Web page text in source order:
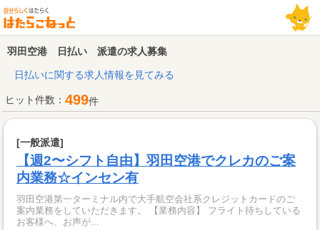
羽田空港 日払い 派遣の求人募集
日払いに関する求人情報を見てみる
ヒット件数： 499件
[一般派遣]
【週2〜シフト自由】羽田空港でクレカのご案
内業務☆インセン有
羽田空港第一ターミナル内で大手航空会社系クレジットカードのご
案内業務をしていただきます。 【業務内容】 フライト待ちしている
お客様へ、お声が...